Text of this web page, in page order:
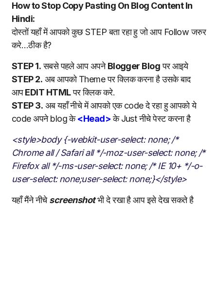
How to Stop Copy Pasting On Blog Content In
Hindi:
दोस्तों यहाँ में आपको कुछ STEP बता रहा हु जो आप Follow जरुर
करे…ठीक है?
STEP 1.सबसे पहले आप अपनेBlogger Blogपर आइये
STEP 2. अब आपको Theme पर क्लिक करना है उसके बाद
आपEDIT HTMLपर क्लिक करे.
STEP 3. अब यहाँ नीचे में आपको एक code दे रहा हु आपको ये
code अपने blog के<Head>के Just नीचे पेस्ट करना है
<style>body {-webkit-user-select: none; /*
Chrome all / Safari all */-moz-user-select: none; /*
Firefox all */-ms-user-select: none; /* IE 10+ */-o-
user-select: none;user-select: none;}</style>
यहाँ मैंने नीचेscreenshotभी दे रखा है आप इसे देख सकते है